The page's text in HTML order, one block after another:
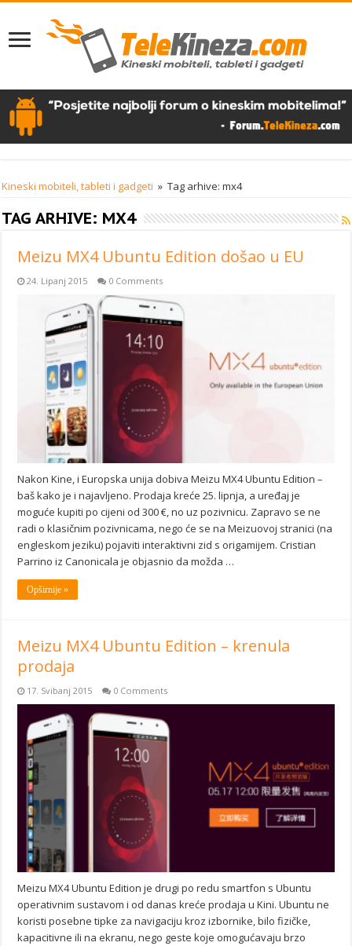
Kineski mobiteli, tableti i gadgeti » Tag arhive: mx4
TAG ARHIVE: MX4
Meizu MX4 Ubuntu Edition došao u EU
24. Lipanj 2015 0 Comments
Nakon Kine, i Europska unija dobiva Meizu MX4 Ubuntu Edition –
baš kako je i najavljeno. Prodaja kreće 25. lipnja, a uređaj je
moguće kupiti po cijeni od 300 €, no uz pozivnicu. Zapravo se ne
radi o klasičnim pozivnicama, nego će se na Meizuovoj stranici (na
engleskom jeziku) pojaviti interaktivni zid s origamijem. Cristian
Parrino iz Canonicala je objasnio da možda …
Opširnije »
Meizu MX4 Ubuntu Edition – krenula
prodaja
17. Svibanj 2015 0 Comments
Meizu MX4 Ubuntu Edition je drugi po redu smartfon s Ubuntu
operativnim sustavom i od danas kreće prodaja u Kini. Ubuntu ne
koristi posebne tipke za navigaciju kroz izbornike, bilo fizičke,
kapacitivne ili na ekranu, nego geste koje omogućavaju brzo